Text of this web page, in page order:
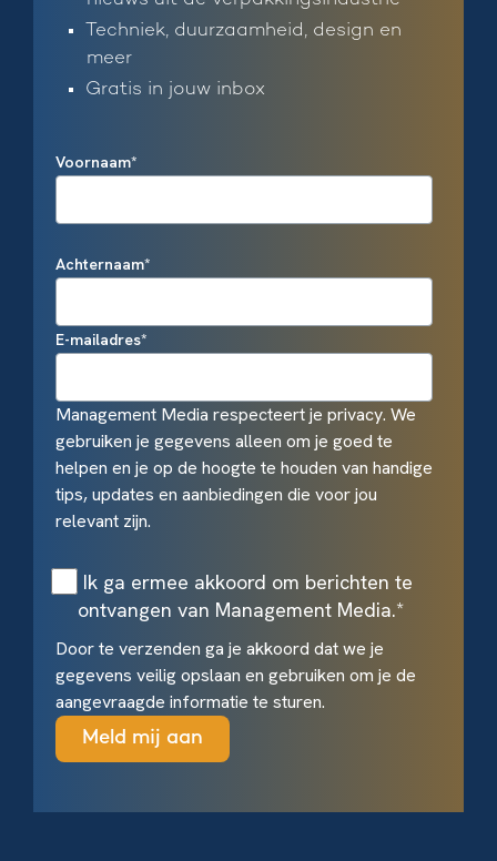
Techniek, duurzaamheid, design en
meer
Gratis in jouw inbox
Voornaam*
Achternaam*
E-mailadres*
Management Media respecteert je privacy. We
gebruiken je gegevens alleen om je goed te
helpen en je op de hoogte te houden van handige
tips, updates en aanbiedingen die voor jou
relevant zijn.
Ik ga ermee akkoord om berichten te
ontvangen van Management Media.*
Door te verzenden ga je akkoord dat we je
gegevens veilig opslaan en gebruiken om je de
aangevraagde informatie te sturen.